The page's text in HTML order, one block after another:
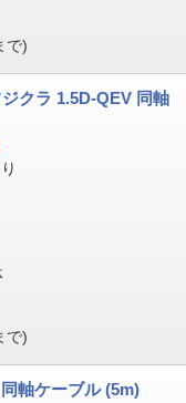
で)
ジクラ 1.5D-QEV 同軸
で)
軸ケーブル (5m)